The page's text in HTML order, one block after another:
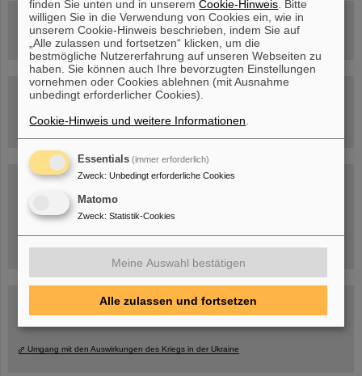
Rundflug über die FAIR-Baustelle
Besichtigung von GSI/FAIR –
jetzt Termin buchen!
Blog Beam On
Menschen
Umgang mit den Auswirkungen des Kriegs in der Ukraine
finden Sie unten und in unseremCookie-Hinweis . Bitte
willigen Sie in die Verwendung von Cookies ein, wie in
unserem Cookie-Hinweis beschrieben, indem Sie auf
„Alle zulassen und fortsetzen“ klicken, um die
bestmögliche Nutzererfahrung auf unseren Webseiten zu
haben. Sie können auch Ihre bevorzugten Einstellungen
vornehmen oder Cookies ablehnen (mit Ausnahme
unbedingt erforderlicher Cookies).
Cookie-Hinweis und weitere Informationen
Essentials (immer erforderlich)
Zweck: Unbedingt erforderliche Cookies
Matomo
Zweck: Statistik-Cookies
Meine Auswahl bestätigen
Alle zulassen und fortsetzen